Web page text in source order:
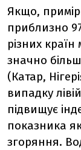
Якщо,
приблизно
різних
значно
(Катар,
випадку
підвищує
показника
згоряння.